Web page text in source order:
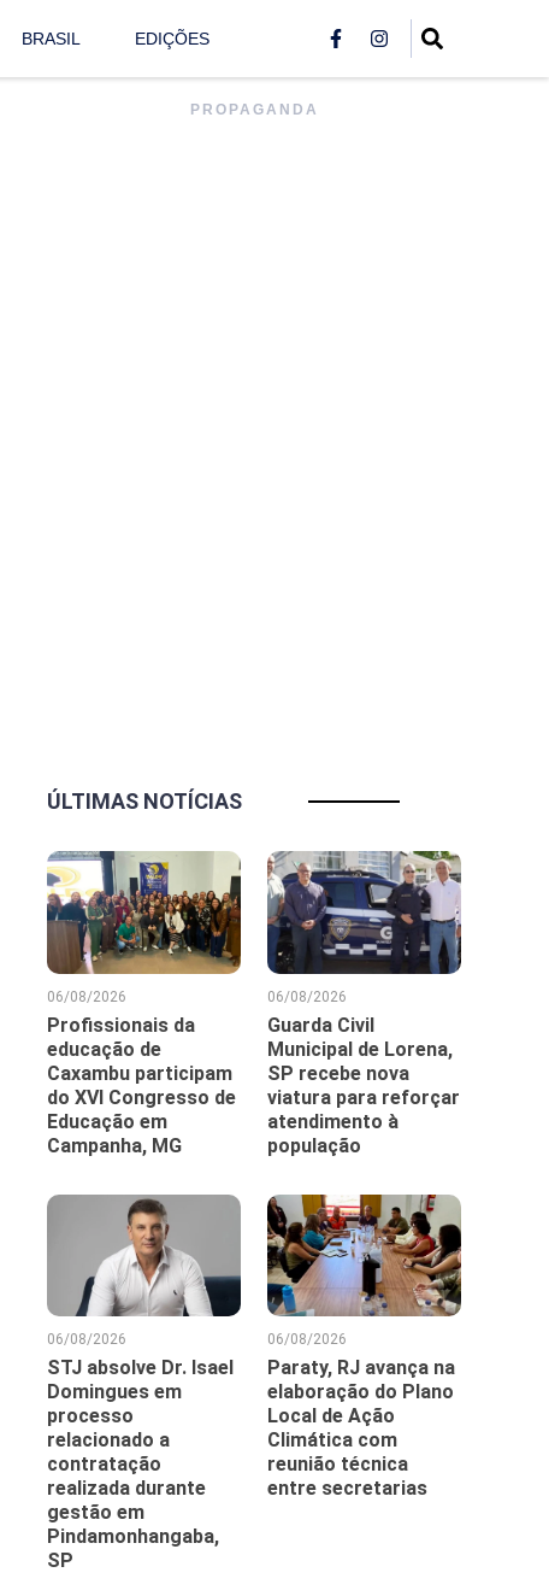
BRASIL EDIÇÕES
PROPAGANDA
ÚLTIMAS NOTÍCIAS
06/08/2026
Profissionais da
educação de
Caxambu participam
do XVI Congresso de
Educação em
Campanha, MG
06/08/2026
Guarda Civil
Municipal de Lorena,
SP recebe nova
viatura para reforçar
atendimento à
população
06/08/2026
STJ absolve Dr. Isael
Domingues em
processo
relacionado a
contratação
realizada durante
gestão em
Pindamonhangaba,
SP
06/08/2026
Paraty, RJ avança na
elaboração do Plano
Local de Ação
Climática com
reunião técnica
entre secretarias